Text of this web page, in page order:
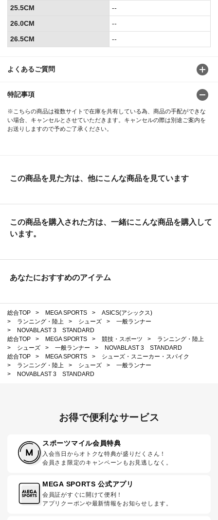
よくあるご質問
特記事項
※こちらの商品は複数サイトで在庫を共有している為、商品の手配ができな
い場合、キャンセルとさせていただきます。キャンセルの際は別途ご案内を
お送りしますので予めご了承ください。
25.5CM
--
26.0CM
--
26.5CM
--
この商品を見た方は、他にこんな商品を見ています
この商品を購入された方は、一緒にこんな商品を購入して
います。
あなたにおすすめのアイテム
総合TOP > MEGA SPORTS >
ASICS(アシックス)
>
ランニング・陸上 > シューズ >
一般ランナー
>
NOVABLAST 3 STANDARD
総合TOP
> MEGA SPORTS > 競技・スポーツ >
ランニング・陸上
>
シューズ > 一般ランナー >
NOVABLAST 3 STANDARD
総合TOP
> MEGA SPORTS >
シューズ・スニーカー・スパイク
>
ランニング・陸上 > シューズ >
一般ランナー
>
NOVABLAST 3 STANDARD
お得で便利なサービス
スポーツマイル会員特典
入会当日からオトクな特典が盛りだくさん！
会員さま限定のキャンペーンもお見逃しなく。
MEGA SPORTS 公式アプリ
会員証がすぐに開けて便利！
アプリクーポンや最新情報をお知らせします。